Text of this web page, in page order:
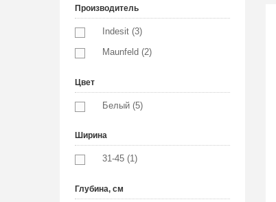
Производитель
Indesit (3)
Maunfeld (2)
Цвет
Белый (5)
Ширина
31-45 (1)
Глубина, см